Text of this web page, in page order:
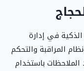
في إدارة
المراقبة والتحكم
باستخدام